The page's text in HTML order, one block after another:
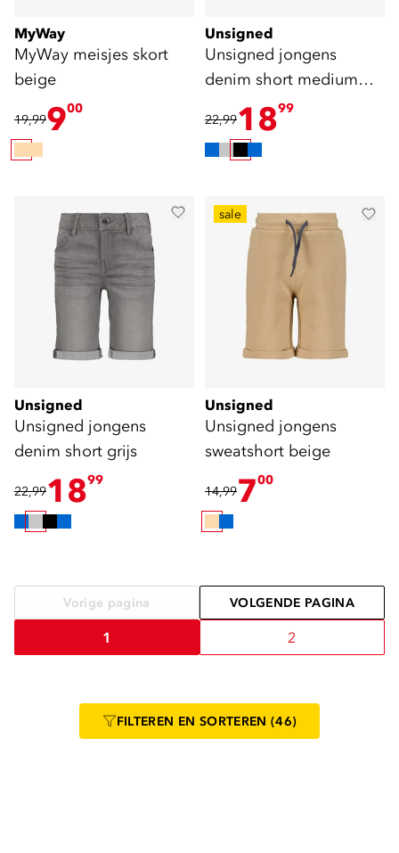
MyWay
MyWay meisjes skort
beige
19,99900
Unsigned
Unsigned jongens
denim short medium
22,991899
Unsigned
Unsigned jongens
denim short grijs
22,991899
sale
Unsigned
Unsigned jongens
sweatshort beige
14,99700
Vorige pagina VOLGENDE PAGINA
1 2
FILTEREN EN SORTEREN (46)